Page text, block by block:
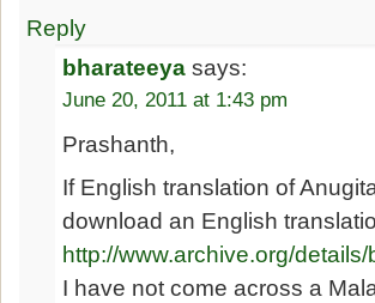
Reply
bharateeya says:
June 20, 2011 at 1:43 pm
Prashanth,
If English translation of
download an English
http://www.archive.org/
I have not come across a